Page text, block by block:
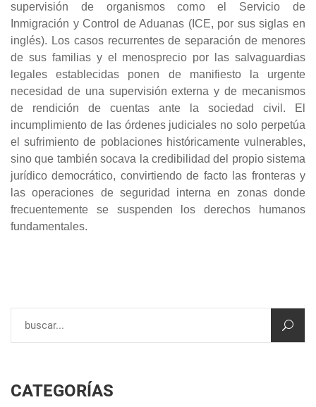
supervisión de organismos como el Servicio de
Inmigración y Control de Aduanas (ICE, por sus siglas en
inglés). Los casos recurrentes de separación de menores
de sus familias y el menosprecio por las salvaguardias
legales establecidas ponen de manifiesto la urgente
necesidad de una supervisión externa y de mecanismos
de rendición de cuentas ante la sociedad civil. El
incumplimiento de las órdenes judiciales no solo perpetúa
el sufrimiento de poblaciones históricamente vulnerables,
sino que también socava la credibilidad del propio sistema
jurídico democrático, convirtiendo de facto las fronteras y
las operaciones de seguridad interna en zonas donde
frecuentemente se suspenden los derechos humanos
fundamentales.
CATEGORÍAS